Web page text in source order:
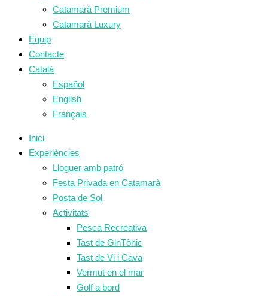
Catamarà Premium
Catamarà Luxury
Equip
Contacte
Català
Español
English
Français
Inici
Experiències
Lloguer amb patró
Festa Privada en Catamarà
Posta de Sol
Activitats
Pesca Recreativa
Tast de GinTònic
Tast de Vi i Cava
Vermut en el mar
Golf a bord